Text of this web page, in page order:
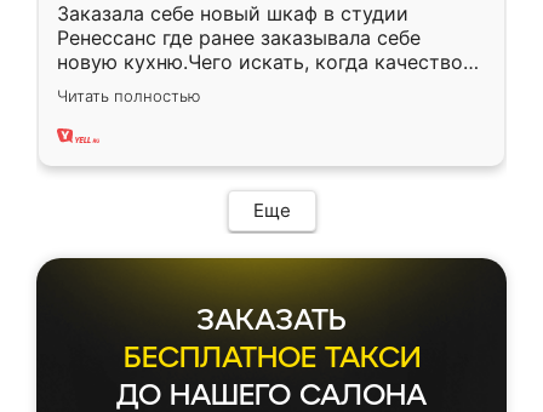
Заказала себе новый шкаф в студии
Ренессанс где ранее заказывала себе
новую кухню.Чего искать, когда качеством
вполне довольна. Служит кухня уже почти
два года, нареканий нет.
Читать полностью
Еще
ЗАКАЗАТЬ
БЕСПЛАТНОЕ ТАКСИ
ДО НАШЕГО САЛОНА